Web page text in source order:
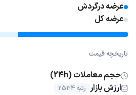
عرضه درگردش
عرضه کل
تاریخچه قیمت
حجم معاملات (24h)
ارزش بازار رتبه 2534